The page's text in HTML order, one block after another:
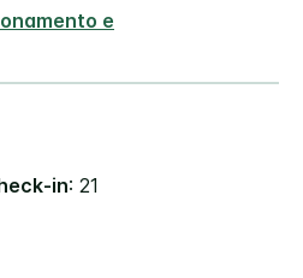
e
in: 21